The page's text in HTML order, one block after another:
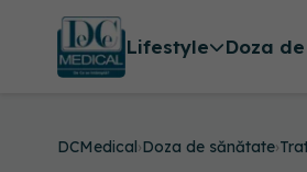
Lifestyle Doza
DCMedical›Doza de sănătate›